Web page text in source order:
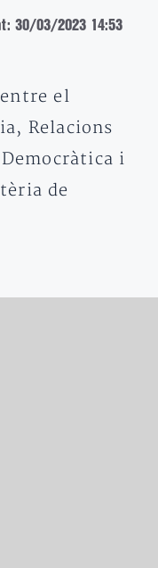
30/03/2023 14:53
el
Relacions
i
de